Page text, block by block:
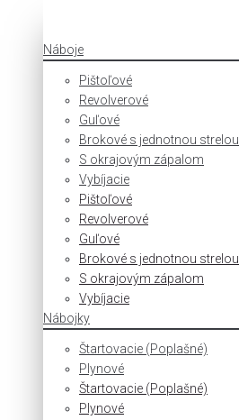
Náboje
Pištoľové
Revolverové
Guľové
Brokové s jednotnou strelou
S okrajovým zápalom
Vybíjacie
Pištoľové
Revolverové
Guľové
Brokové s jednotnou strelou
S okrajovým zápalom
Vybíjacie
Nábojky
Štartovacie (Poplašné)
Plynové
Štartovacie (Poplašné)
Plynové